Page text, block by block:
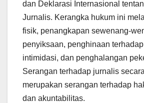
dan Deklarasi Internasional
Jurnalis. Kerangka hukum ini
fisik, penangkapan sewenang-
penyiksaan, penghinaan
intimidasi, dan penghalangan
Serangan terhadap jurnalis
merupakan serangan terhadap
dan akuntabilitas.